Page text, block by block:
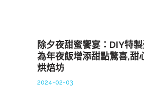
除夕夜甜蜜饗宴：DIY特製
為年夜飯增添甜點驚喜,甜
烘焙坊
2024-02-03